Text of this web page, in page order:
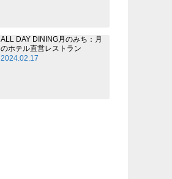
ALL DAY DINING月のみち：月
のホテル直営レストラン
2024.02.17